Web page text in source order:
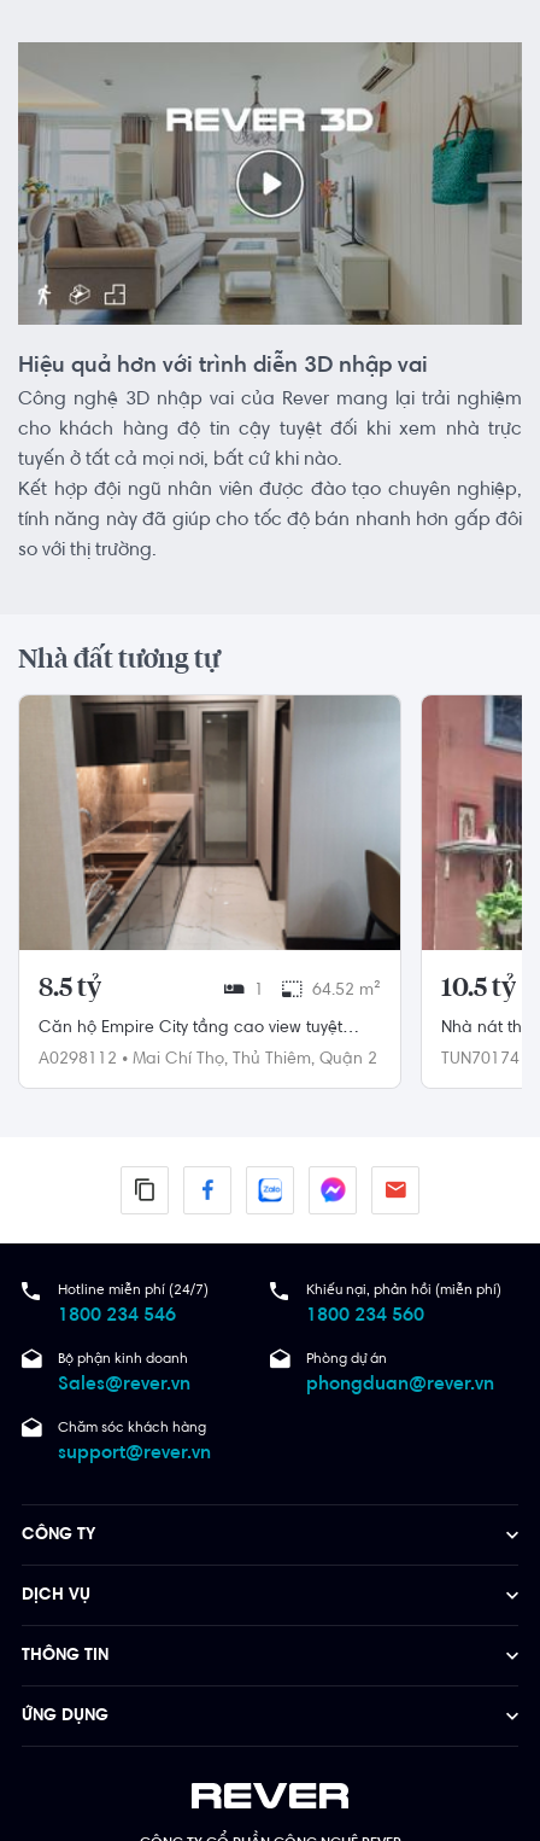
Hiệu quả hơn với trình diễn 3D nhập vai
Công nghệ 3D nhập vai của Rever mang lại trải nghiệm
cho khách hàng độ tin cậy tuyệt đối khi xem nhà trực
tuyến ở tất cả mọi nơi, bất cứ khi nào.
Kết hợp đội ngũ nhân viên được đào tạo chuyên nghiệp,
tính năng này đã giúp cho tốc độ bán nhanh hơn gấp đôi
so với thị trường.
Nhà đất tương tự
8.5 tỷ 1 64.52 m²
Căn hộ Empire City tầng cao view tuyệt
đẹp, đầy đủ nội thất.
A0298112 • Mai Chí Thọ, Thủ Thiêm, Quận 2
10.5 tỷ
Nhà nát
xe hơi.
TUN70174•
Hotline miễn phí (24/7)
1800 234 546
Khiếu nại, phản hồi (miễn phí)
1800 234 560
Bộ phận kinh doanh
Sales@rever.vn
Phòng dự án
phongduan@rever.vn
Chăm sóc khách hàng
support@rever.vn
CÔNG TY
DỊCH VỤ
THÔNG TIN
ỨNG DỤNG